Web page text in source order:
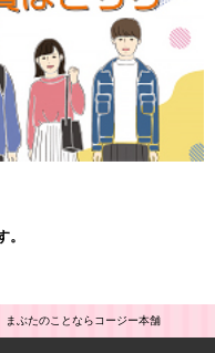
。
まぶたのことならコージー本舗